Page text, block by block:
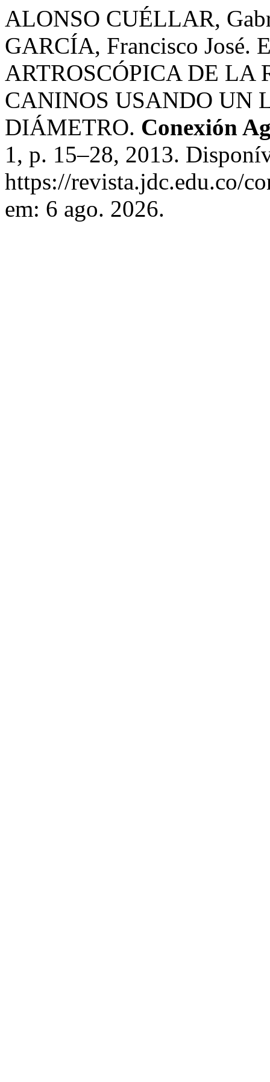
ALONSO CUÉLLAR,
GARCÍA, Francisco
ARTROSCÓPICA DE
CANINOS USANDO UN
DIÁMETRO. Conexión
1, p. 15–28, 2013.
https://revista.jdc.edu.co/
em: 6 ago. 2026.